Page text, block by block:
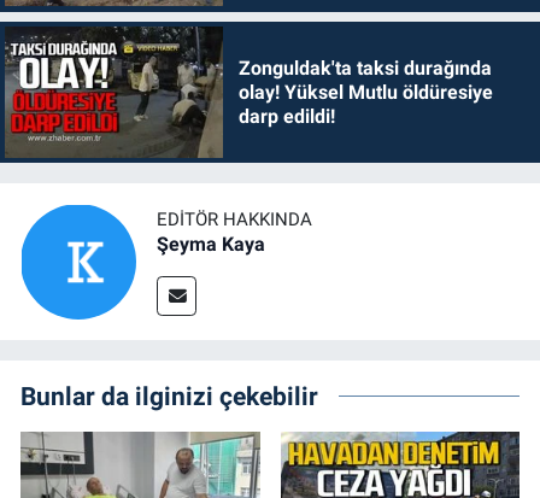
Zonguldak'ta taksi durağında
olay! Yüksel Mutlu öldüresiye
darp edildi!
EDITÖR HAKKINDA
Şeyma Kaya
Bunlar da ilginizi çekebilir